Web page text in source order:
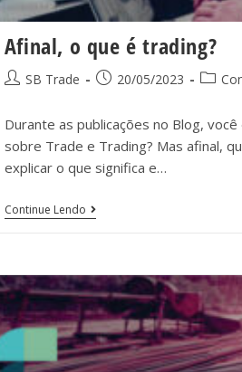
Afinal, o que é trading?
SB Trade 20/05/2023
Durante as publicações no Blog,
sobre Trade e Trading? Mas afinal,
explicar o que significa e…
Continue Lendo